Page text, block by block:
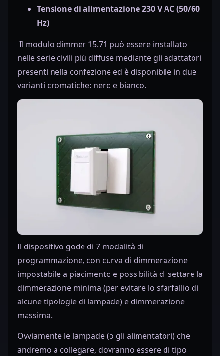
Tensione di alimentazione 230 V AC (50/60
Hz)
Il modulo dimmer 15.71 può essere installato
nelle serie civili più diffuse mediante gli adattatori
presenti nella confezione ed è disponibile in due
varianti cromatiche: nero e bianco.
Il dispositivo gode di 7 modalità di
programmazione, con curva di dimmerazione
impostabile a piacimento e possibilità di settare la
dimmerazione minima (per evitare lo sfarfallio di
alcune tipologie di lampade) e dimmerazione
massima.
Ovviamente le lampade (o gli alimentatori) che
andremo a collegare, dovranno essere di tipo